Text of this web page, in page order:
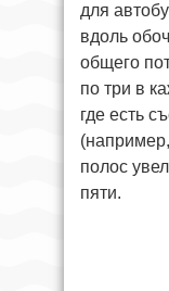
для
вдоль
общего
по три в
где есть
полос
пяти.